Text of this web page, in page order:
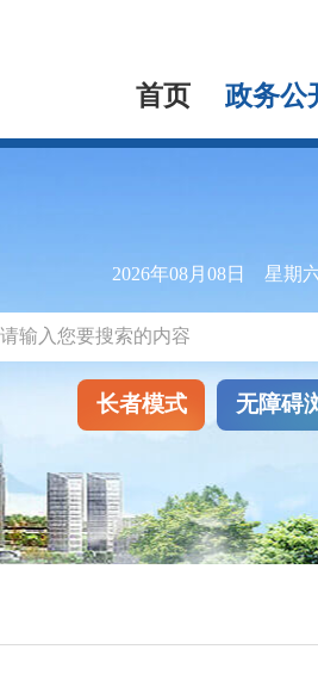
首页 政务公
2026年08月08日 星期
长者模式 无障碍